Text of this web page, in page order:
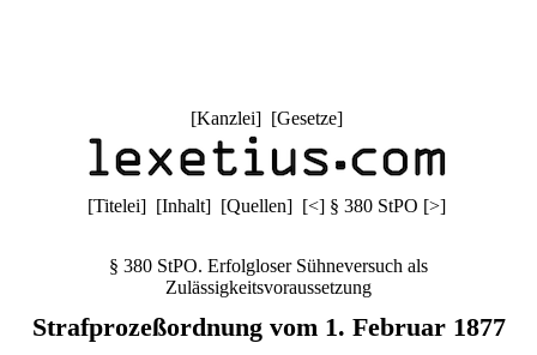
[Kanzlei] [Gesetze]
[Titelei] [Inhalt] [Quellen] [<] § 380 StPO [>]
§ 380 StPO. Erfolgloser Sühneversuch als
Zulässigkeitsvoraussetzung
Strafprozeßordnung vom 1. Februar 1877